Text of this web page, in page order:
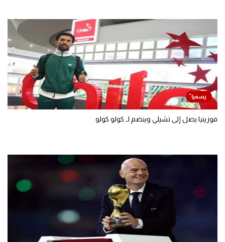
فوزينيا يصل إلى تشيلي وينضم لـ كولو كولو